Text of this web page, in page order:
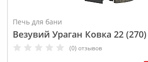
Печь для бани
Везувий Ураган Ковка 22 (270)
(0) отзывов